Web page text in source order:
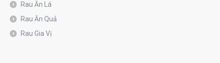
Rau Ăn Lá
Rau Ăn Quả
Rau Gia Vị